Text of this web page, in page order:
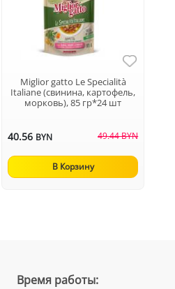
Miglior gatto Le Specialità
Italiane (свинина, картофель,
морковь), 85 гр*24 шт
40.56 BYN 49.44 BYN
В Корзину
Время работы: